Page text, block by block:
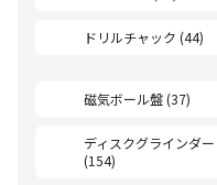
ドリルチャック (44)
磁気ボール盤 (37)
ディスクグラインダー
(154)